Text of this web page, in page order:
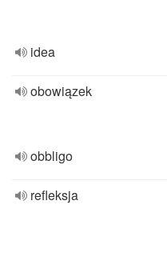
idea
obowiązek
obbligo
refleksja